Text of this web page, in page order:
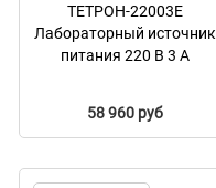
ТЕТРОН-22003Е
Лабораторный источник
питания 220 В 3 А
58 960 руб